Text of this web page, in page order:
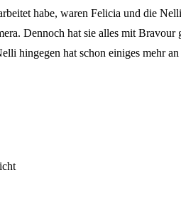
habe, waren Felicia und die
Dennoch hat sie alles mit
hingegen hat schon einiges mehr